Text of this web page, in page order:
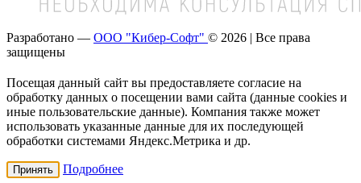
Разработано — ООО "Кибер-Софт" © 2026 | Все права
защищены
Посещая данный сайт вы предоставляете согласие на
обработку данных о посещении вами сайта (данные cookies и
иные пользовательские данные). Компания также может
использовать указанные данные для их последующей
обработки системами Яндекс.Метрика и др.
Принять Подробнее